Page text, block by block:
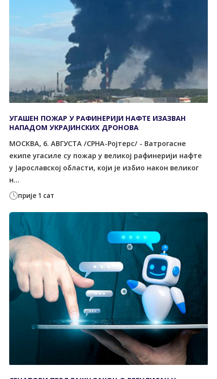
прије 1 сат
УГАШЕН ПОЖАР У РАФИНЕРИЈИ НАФТЕ ИЗАЗВАН
НАПАДОМ УКРАЈИНСКИХ ДРОНОВА
МОСКВА, 6. АВГУСТА /СРНА-Ројтерс/ - Ватрогасне
екипе угасиле су пожар у великој рафинерији нафте
у Јарославској области, који је избио након великог
н...